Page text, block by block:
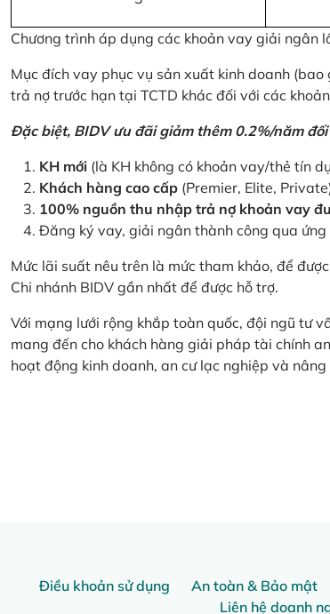
Chương trình áp dụng các khoản vay giải ngân
Mục đích vay phục vụ sản xuất kinh doanh
trả nợ trước hạn tại TCTD khác đối với các
Đặc biệt, BIDV ưu đãi giảm thêm 0.2%/năm
KH mới (là KH không có khoản vay/thẻ tín
Khách hàng cao cấp (Premier, Elite,
100% nguồn thu nhập trả nợ khoản vay
Đăng ký vay, giải ngân thành công qua ứng
Mức lãi suất nêu trên là mức tham khảo, để
Chi nhánh BIDV gần nhất để được hỗ trợ.
Với mạng lưới rộng khắp toàn quốc, đội ngũ tư
mang đến cho khách hàng giải pháp tài chính
hoạt động kinh doanh, an cư lạc nghiệp và
Điều khoản sử dụng An toàn & Bảo mật
Liên hệ doanh